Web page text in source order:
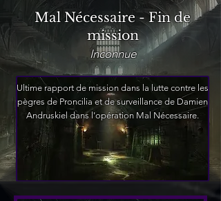
Mal Nécessaire - Fin de
mission
Inconnue
Ultime rapport de mission dans la lutte contre les
pègres de Proncilia et de surveillance de Damien
Andruskiel dans l'opération Mal Nécessaire.